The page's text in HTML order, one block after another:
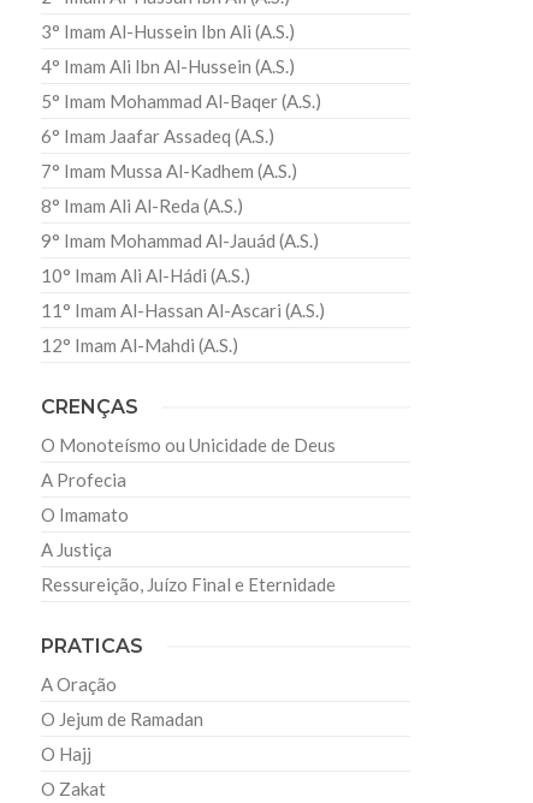
3° Imam Al-Hussein Ibn Ali (A.S.)
4° Imam Ali Ibn Al-Hussein (A.S.)
5° Imam Mohammad Al-Baqer (A.S.)
6° Imam Jaafar Assadeq (A.S.)
7° Imam Mussa Al-Kadhem (A.S.)
8° Imam Ali Al-Reda (A.S.)
9° Imam Mohammad Al-Jauád (A.S.)
10° Imam Ali Al-Hádi (A.S.)
11° Imam Al-Hassan Al-Ascari (A.S.)
12° Imam Al-Mahdi (A.S.)
CRENÇAS
O Monoteísmo ou Unicidade de Deus
A Profecia
O Imamato
A Justiça
Ressureição, Juízo Final e Eternidade
PRATICAS
A Oração
O Jejum de Ramadan
O Hajj
O Zakat